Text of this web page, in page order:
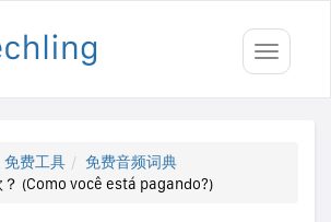
Toggle
免费工具
免费音频词典
(Como você está pagando?)